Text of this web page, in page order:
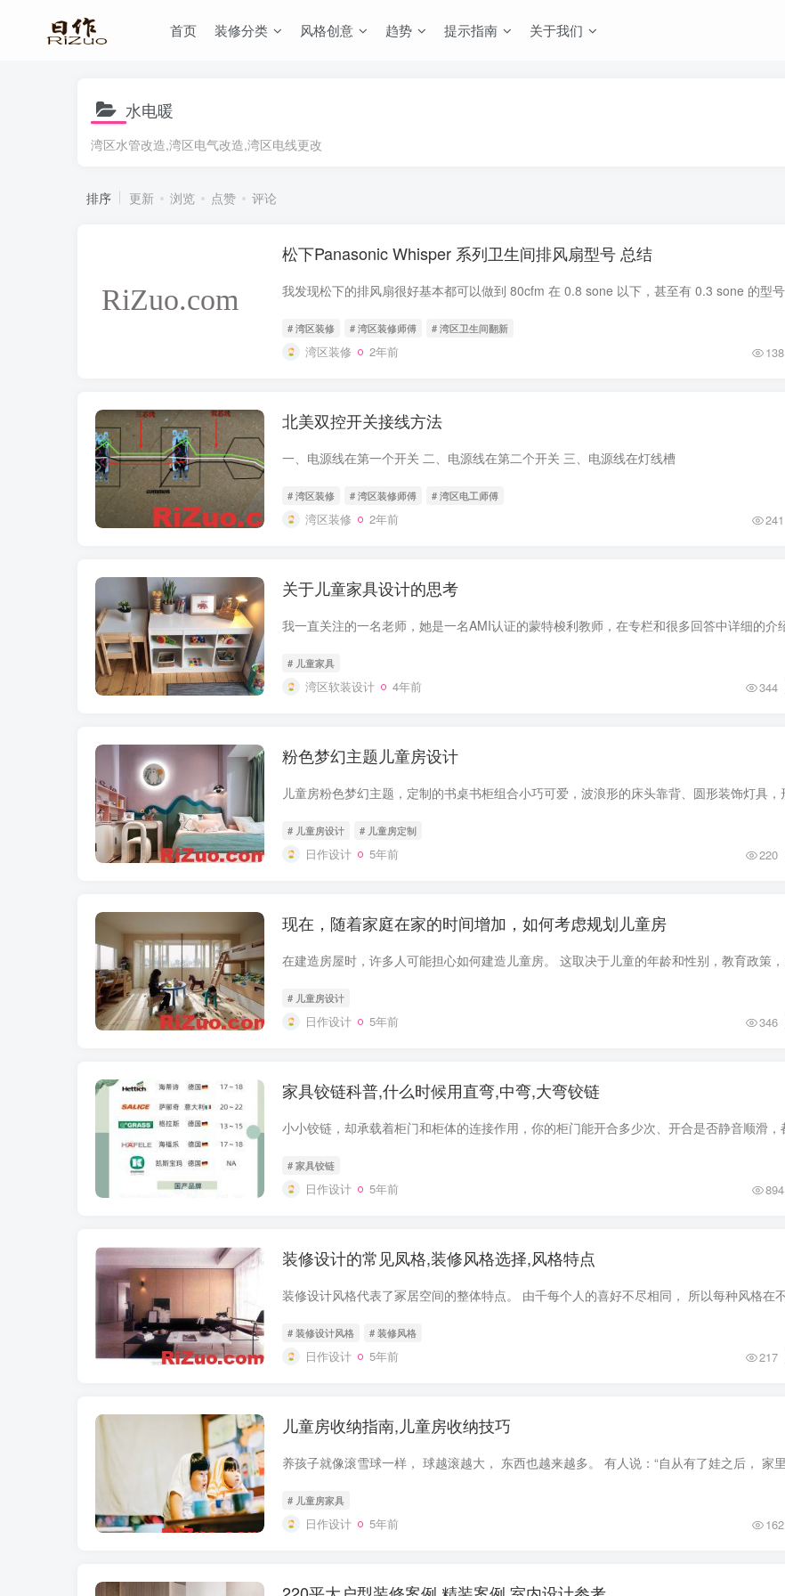
首页 装修分类 风格创意 趋势 提示指南 关于我们
水电暖
湾区水管改造,湾区电气改造,湾区电线更改
排序 更新 浏览 点赞 评论
松下Panasonic Whisper 系列卫生间排风扇型号 总结
# 湾区装修 # 湾区装修师傅 # 湾区卫生间翻新
湾区装修 2年前 138
北美双控开关接线方法
一、电源线在第一个开关 二、电源线在第二个开关 三、电源线在灯线槽
# 湾区装修 # 湾区装修师傅 # 湾区电工师傅
湾区装修 2年前 241
关于儿童家具设计的思考
# 儿童家具
湾区软装设计 4年前 344
粉色梦幻主题儿童房设计
# 儿童房设计 # 儿童房定制
日作设计 5年前 220
现在，随着家庭在家的时间增加，如何考虑规划儿童房
# 儿童房设计
日作设计 5年前 346
家具铰链科普,什么时候用直弯,中弯,大弯铰链
# 家具铰链
日作设计 5年前 894
装修设计的常见凤格,装修风格选择,风格特点
# 装修设计风格 # 装修风格
日作设计 5年前 217
儿童房收纳指南,儿童房收纳技巧
# 儿童房家具
日作设计 5年前 162